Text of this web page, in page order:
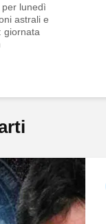
lunedì
astrali e
giornata